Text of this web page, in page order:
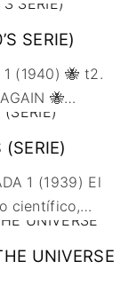
SERIE)
1 (1940) 🐝 t2.
🐝…
1 (1939) El
científico,…
UNIVERSE